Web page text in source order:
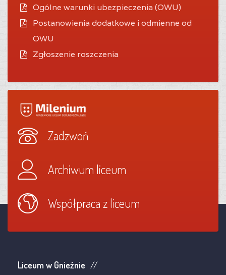
Ogólne warunki ubezpieczenia (OWU)
Postanowienia dodatkowe i odmienne od
OWU
Zgłoszenie roszczenia
Zadzwoń
Archiwum liceum
Współpraca z liceum
Liceum w Gnieźnie